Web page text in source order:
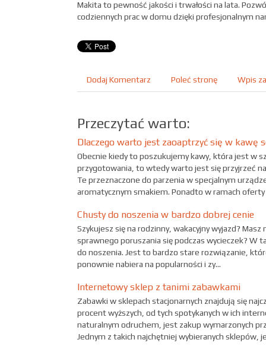
Makita to pewność jakości i trwałości na lata.
codziennych prac w domu dzięki profesjonalnym
Dodaj Komentarz Poleć stronę Wpis
Przeczytać warto:
Dlaczego warto jest zaoaptrzyć się w kawę
Obecnie kiedy to poszukujemy kawy, która jest w
przygotowania, to wtedy warto jest się przyjrzeć
Te przeznaczone do parzenia w specjalnym
aromatycznym smakiem. Ponadto w ramach oferty
Chusty do noszenia w bardzo dobrej cenie
Szykujesz się na rodzinny, wakacyjny wyjazd? Masz
sprawnego poruszania się podczas wycieczek? W
do noszenia. Jest to bardzo stare rozwiązanie,
ponownie nabiera na popularności i zy...
Internetowy sklep z tanimi zabawkami
Zabawki w sklepach stacjonarnych znajdują się
procent wyższych, od tych spotykanych w ich
naturalnym odruchem, jest zakup wymarzonych
Jednym z takich najchętniej wybieranych sklepów,